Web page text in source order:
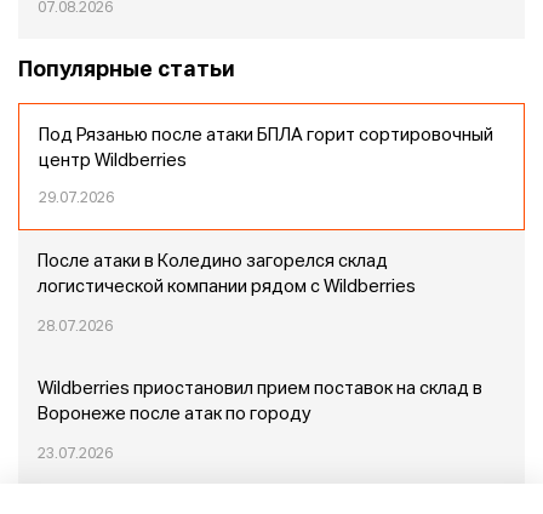
07.08.2026
Популярные статьи
Под Рязанью после атаки БПЛА горит сортировочный
центр Wildberries
29.07.2026
После атаки в Коледино загорелся склад
логистической компании рядом с Wildberries
28.07.2026
Wildberries приостановил прием поставок на склад в
Воронеже после атак по городу
23.07.2026